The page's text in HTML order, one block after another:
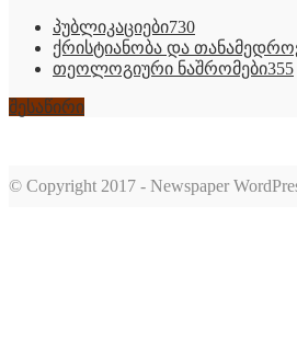
პუბლიკაციები730
ქრისტიანობა და
თეოლოგიური ნაშრომები355
შესაწირი
© Copyright 2017 - Newspaper